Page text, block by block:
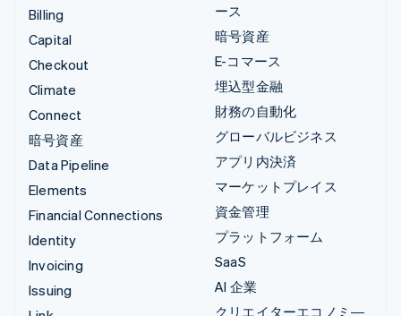
Billing
Capital
Checkout
Climate
Connect
暗号資産
Data Pipeline
Elements
Financial Connections
Identity
Invoicing
Issuing
ース
暗号資産
E-コマース
埋込型金融
財務の自動化
グローバルビジネス
アプリ内決済
マーケットプレイス
資金管理
プラットフォーム
SaaS
AI 企業
クリエイターエコノミ―